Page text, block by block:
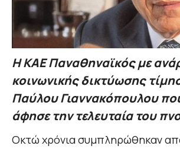
Η ΚΑΕ Παναθηναϊκός με
κοινωνικής δικτύωσης
Παύλου Γιαννακόπουλου
άφησε την τελευταία του
Οκτώ χρόνια συμπληρώθηκαν